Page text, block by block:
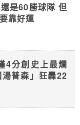
是60勝球隊 但
靠好運
4分創史上最爛
普森」狂轟22